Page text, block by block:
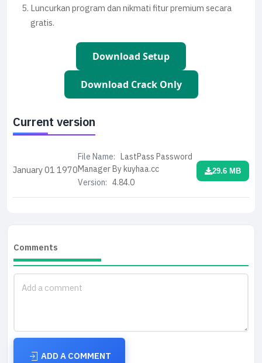
Luncurkan program dan nikmati fitur premium secara
gratis.
Download Setup
Download Crack Only
Current version
January 011970
File Name: LastPass Password
Manager By kuyhaa.cc
Version: 4.84.0
29.6 MB
Comments
ADD A COMMENT